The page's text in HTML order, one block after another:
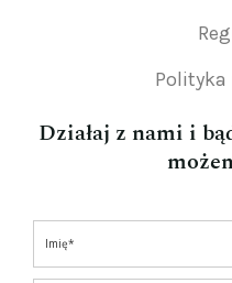
Polityka
Działaj z nami i